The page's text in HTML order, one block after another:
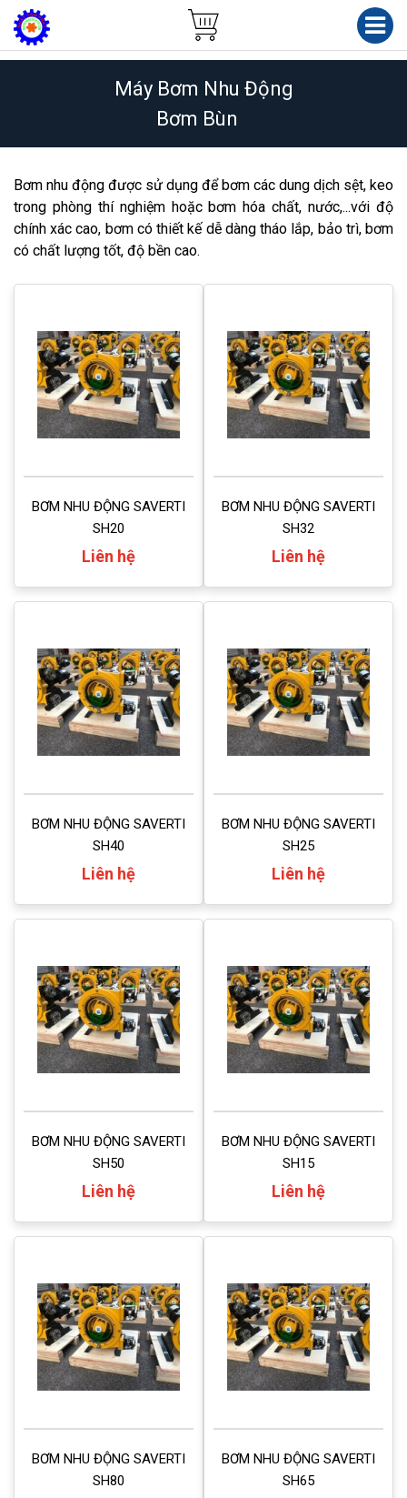
Máy Bơm Nhu Động
Bơm Bùn
Bơm nhu động được sử dụng để bơm các dung dịch sệt, keo
trong phòng thí nghiệm hoặc bơm hóa chất, nước,...với độ
chính xác cao, bơm có thiết kế dễ dàng tháo lắp, bảo trì, bơm
có chất lượng tốt, độ bền cao.
BƠM NHU ĐỘNG SAVERTI
SH20
Liên hệ
BƠM NHU ĐỘNG SAVERTI
SH32
Liên hệ
BƠM NHU ĐỘNG SAVERTI
SH40
Liên hệ
BƠM NHU ĐỘNG SAVERTI
SH25
Liên hệ
BƠM NHU ĐỘNG SAVERTI
SH50
Liên hệ
BƠM NHU ĐỘNG SAVERTI
SH15
Liên hệ
BƠM NHU ĐỘNG SAVERTI
SH80
BƠM NHU ĐỘNG SAVERTI
SH65